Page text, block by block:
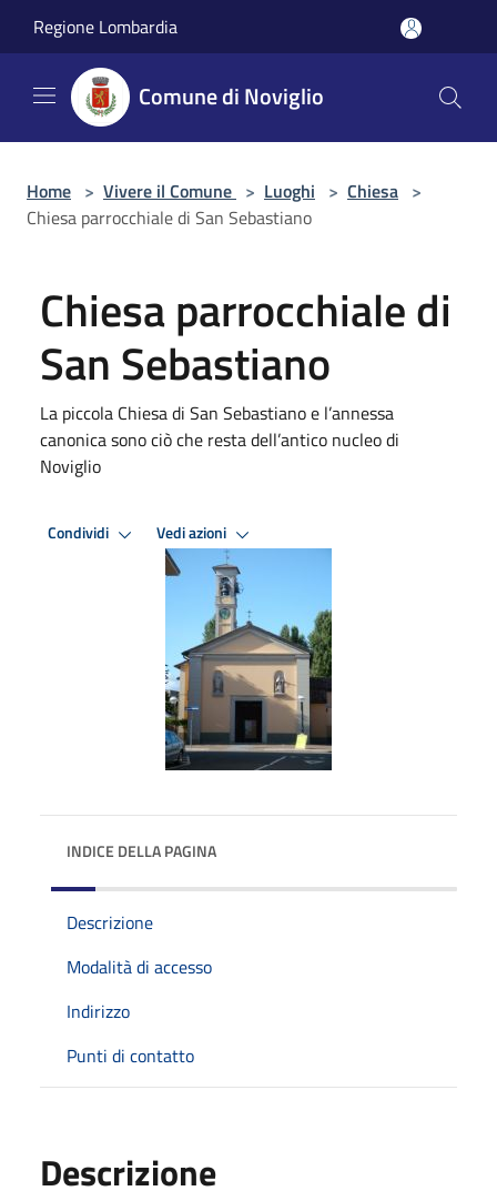
Regione Lombardia
Comune di Noviglio
Home > Vivere il Comune > Luoghi > Chiesa >
Chiesa parrocchiale di San Sebastiano
Chiesa parrocchiale di
San Sebastiano
La piccola Chiesa di San Sebastiano e l’annessa
canonica sono ciò che resta dell’antico nucleo di
Noviglio
Condividi Vedi azioni
INDICE DELLA PAGINA
Descrizione
Modalità di accesso
Indirizzo
Punti di contatto
Descrizione